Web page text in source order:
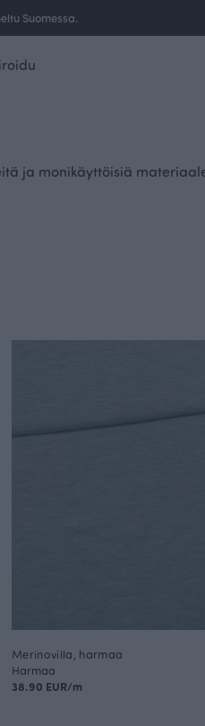
Suomessa.
ja monikäyttöisiä
Merinovilla, harmaa
Harmaa
38.90 EUR/m